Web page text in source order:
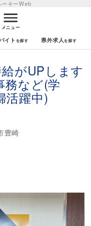
ーキーWeb
メニュー
イト 県外求人
がUPします
務など(学
活躍中)
豊崎